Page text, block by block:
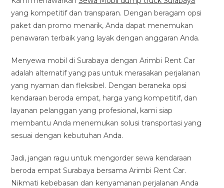
yang kompetitif dan transparan. Dengan beragam opsi
paket dan promo menarik, Anda dapat menemukan
penawaran terbaik yang layak dengan anggaran Anda.
Menyewa mobil di Surabaya dengan Arimbi Rent Car
adalah alternatif yang pas untuk merasakan perjalanan
yang nyaman dan fleksibel. Dengan beraneka opsi
kendaraan beroda empat, harga yang kompetitif, dan
layanan pelanggan yang profesional, kami siap
membantu Anda menemukan solusi transportasi yang
sesuai dengan kebutuhan Anda.
Jadi, jangan ragu untuk mengorder sewa kendaraan
beroda empat Surabaya bersama Arimbi Rent Car.
Nikmati kebebasan dan kenyamanan perjalanan Anda